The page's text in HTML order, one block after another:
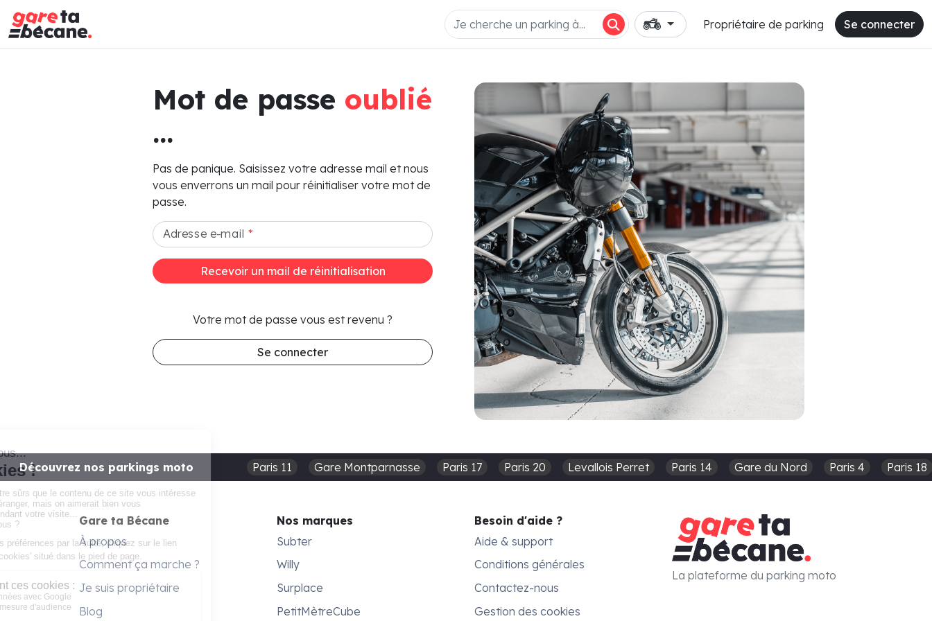
Propriétaire de parking Se connecter
Mot de passe oublié
...
Pas de panique. Saisissez votre adresse mail et nous
vous enverrons un mail pour réinitialiser votre mot de
passe.
Adresse e-mail *
Recevoir un mail de réinitialisation
Votre mot de passe vous est revenu ?
Se connecter
Découvrez nos parkings moto Paris 11 Gare Montparnasse Paris 17 Paris 20 Levallois Perret Paris 14 Gare du Nord Paris 4 Paris 18
Gare ta Bécane
À propos
Comment ça marche ?
Je suis propriétaire
Blog
Nos marques
Subter
Willy
Surplace
PetitMètreCube
Besoin d'aide ?
Aide & support
Conditions générales
Contactez-nous
Gestion des cookies
La plateforme du parking moto